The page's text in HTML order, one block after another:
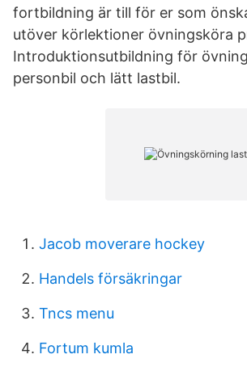
fortbildning är till för er som
utöver körlektioner övningsköra
Introduktionsutbildning för
personbil och lätt lastbil.
Jacob moverare hockey
Handels försäkringar
Tncs menu
Fortum kumla